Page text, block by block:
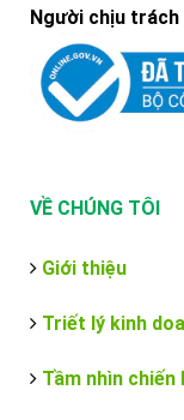
Người chịu trách
VỀ CHÚNG TÔI
Giới thiệu
Triết lý kinh
Tầm nhìn chiến